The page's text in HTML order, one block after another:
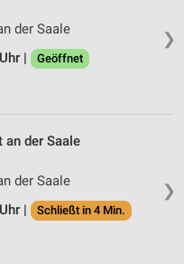
❯
der Saale
|
Geöffnet
❯
an der Saale
der Saale
|
Schließt in 4 Min.